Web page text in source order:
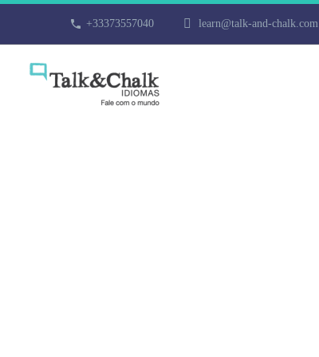
+33373557040 learn@talk-and-chalk.com